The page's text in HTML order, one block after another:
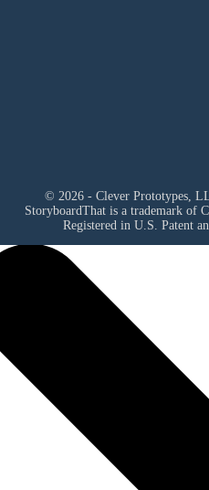
© 2026 - Clever Prototypes,
StoryboardThat is a trademark of
Registered in U.S. Patent